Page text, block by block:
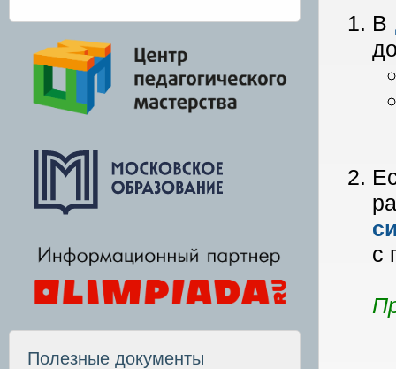
Полезные документы
В
с